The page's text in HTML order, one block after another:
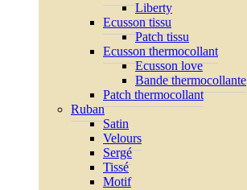
Liberty
Ecusson tissu
Patch tissu
Ecusson thermocollant
Ecusson love
Bande thermocollante
Patch thermocollant
Ruban
Satin
Velours
Sergé
Tissé
Motif